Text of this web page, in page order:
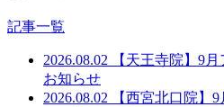
記事一覧
2026.08.02
【天王寺院】9
お知らせ
2026.08.02
【西宮北口院】